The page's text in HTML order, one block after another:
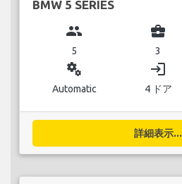
BMW 5 SERIES
group
5
business_center
3
miscellaneous_services
Automatic
login
4 ドア
詳細表示...